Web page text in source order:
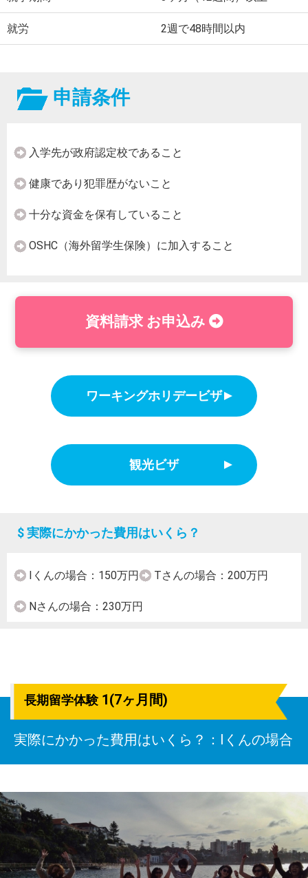
就労 2週で48時間以内
申請条件
入学先が政府認定校であること
健康であり犯罪歴がないこと
十分な資金を保有していること
OSHC（海外留学生保険）に加入すること
資料請求 お申込み
ワーキングホリデービザ
観光ビザ
$ 実際にかかった費用はいくら？
Iくんの場合：150万円 Tさんの場合：200万円
Nさんの場合：230万円
長期留学体験 1(7ヶ月間)
実際にかかった費用はいくら？：Iくんの場合